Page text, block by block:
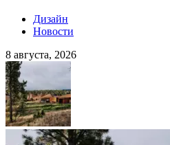
Дизайн
Новости
8 августа, 2026